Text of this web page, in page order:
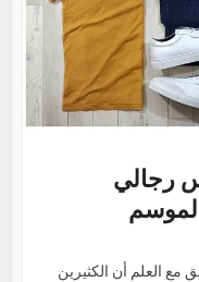
رجالي
مع العلم أن الكثيرين